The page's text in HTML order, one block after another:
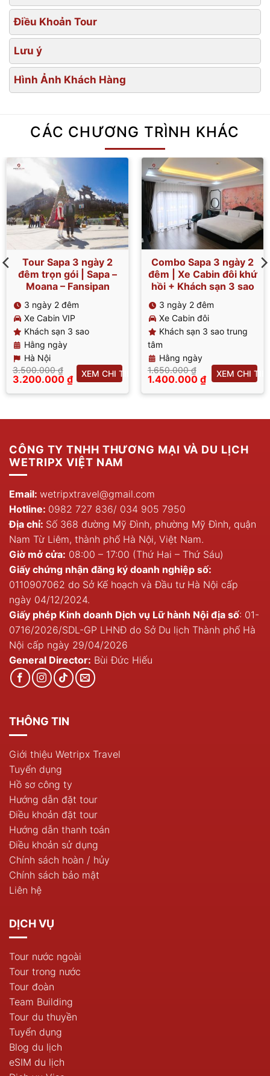
Điều Khoản Tour
Lưu ý
Hình Ảnh Khách Hàng
CÁC CHƯƠNG TRÌNH KHÁC
Tour Sapa 3 ngày 2
đêm trọn gói | Sapa –
Moana – Fansipan
3 ngày 2 đêm
Xe Cabin VIP
Khách sạn 3 sao
Hằng ngày
Hà Nội
3.500.000₫
Giá
là:
3.200.000 ₫
hiện
là:
XEM CHI TIẾT
Combo Sapa 3 ngày 2
đêm | Xe Cabin đôi khứ
hồi + Khách sạn 3 sao
3 ngày 2 đêm
Xe Cabin đôi
Khách sạn 3 sao trung
tâm
Hằng ngày
1.650.000₫
Giá
là:
1.400.000 ₫
hiện
là:
XEM CHI
CÔNG TY TNHH THƯƠNG MẠI VÀ DU LỊCH
WETRIPX VIỆT NAM
Email: wetripxtravel@gmail.com
Hotline: 0982 727 836/ 034 905 7950
Địa chỉ: Số 368 đường Mỹ Đình, phường Mỹ Đình, quận
Nam Từ Liêm, thành phố Hà Nội, Việt Nam.
Giờ mở cửa: 08:00 – 17:00 (Thứ Hai – Thứ Sáu)
Giấy chứng nhận đăng ký doanh nghiệp số:
0110907062 do Sở Kế hoạch và Đầu tư Hà Nội cấp
ngày 04/12/2024.
Giấy phép Kinh doanh Dịch vụ Lữ hành Nội địa số: 01-
0716/2026/SDL-GP LHNĐ do Sở Du lịch Thành phố Hà
Nội cấp ngày 29/04/2026
General Director: Bùi Đức Hiếu
THÔNG TIN
Giới thiệu Wetripx Travel
Tuyển dụng
Hồ sơ công ty
Hướng dẫn đặt tour
Điều khoản đặt tour
Hướng dẫn thanh toán
Điều khoản sử dụng
Chính sách hoàn / hủy
Chính sách bảo mật
Liên hệ
DỊCH VỤ
Tour nước ngoài
Tour trong nước
Tour đoàn
Team Building
Tour du thuyền
Tuyển dụng
Blog du lịch
eSIM du lịch